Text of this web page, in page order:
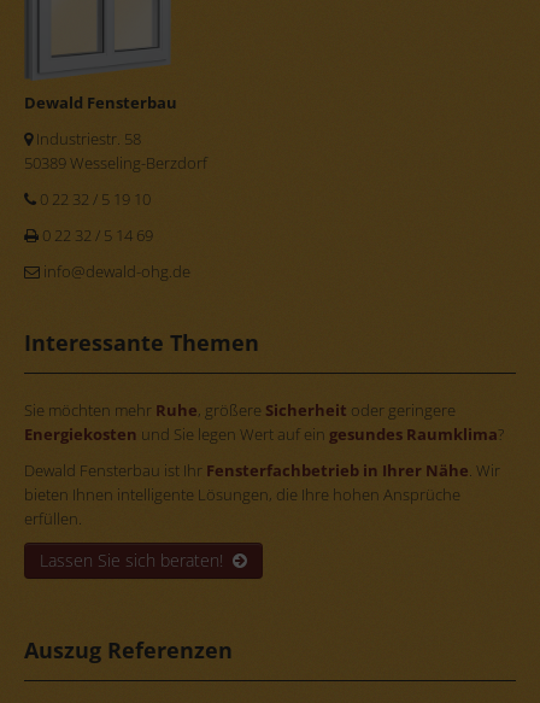
Dewald Fensterbau
Industriestr. 58
50389 Wesseling-Berzdorf
0 22 32 / 5 19 10
0 22 32 / 5 14 69
info@dewald-ohg.de
Interessante Themen
Sie möchten mehr Ruhe, größere Sicherheit oder geringere
Energiekosten und Sie legen Wert auf ein gesundes Raumklima?
Dewald Fensterbau ist Ihr Fensterfachbetrieb in Ihrer Nähe. Wir
bieten Ihnen intelligente Lösungen, die Ihre hohen Ansprüche
erfüllen.
Lassen Sie sich beraten!
Auszug Referenzen